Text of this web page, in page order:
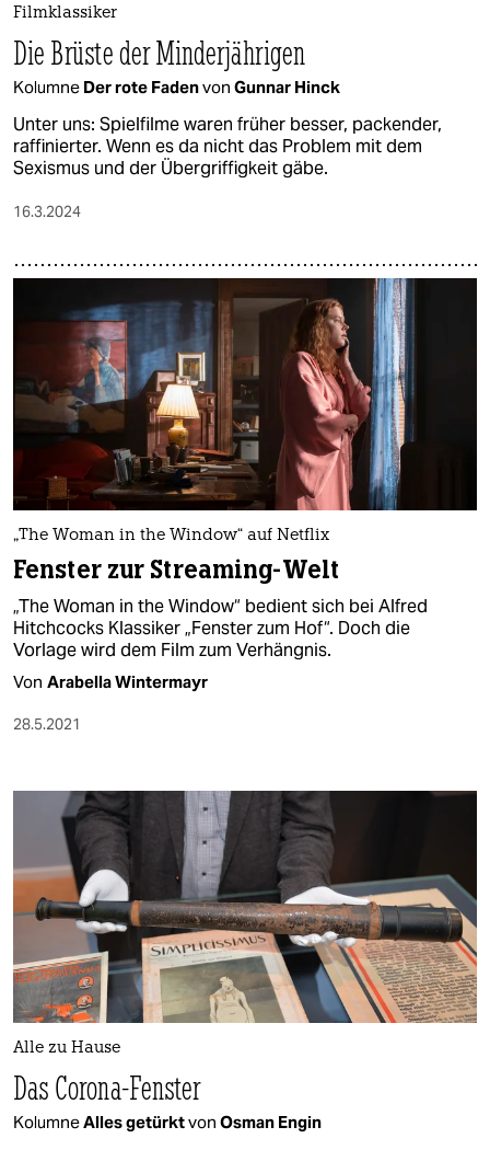
Filmklassiker
Die Brüste der Minderjährigen
Kolumne Der rote Fadenvon Gunnar Hinck
Unter uns: Spielfilme waren früher besser, packender,
raffinierter. Wenn es da nicht das Problem mit dem
Sexismus und der Übergriffigkeit gäbe.
16.3.2024
„The Woman in the Window“ auf Netflix
Fenster zur Streaming-Welt
„The Woman in the Window“ bedient sich bei Alfred
Hitchcocks Klassiker „Fenster zum Hof“. Doch die
Vorlage wird dem Film zum Verhängnis.
Von Arabella Wintermayr
28.5.2021
Alle zu Hause
Das Corona-Fenster
KolumneAlles getürktvon Osman Engin